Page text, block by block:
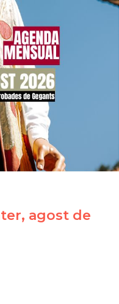
agost de